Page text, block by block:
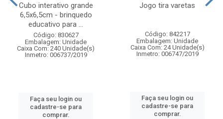
Cubo interativo grande
6,5x6,5cm - brinquedo
educativo para ...
Código: 830627
Embalagem: Unidade
Caixa Com: 240 Unidade(s)
Inmetro: 006737/2019
Faça seu login ou
cadastre-se para
comprar.
Jogo tira varetas
Código: 842217
Embalagem: Unidade
Caixa Com: 24 Unidade(s)
Inmetro: 006747/2019
Faça seu login ou
cadastre-se para
comprar.